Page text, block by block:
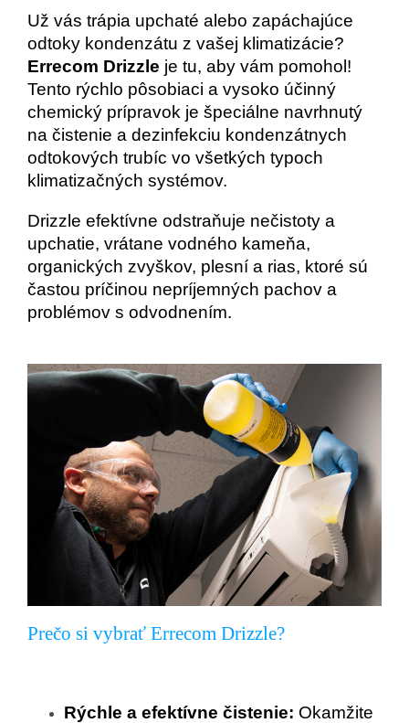
Už vás trápia upchaté alebo zapáchajúce
odtoky kondenzátu z vašej klimatizácie?
Errecom Drizzle je tu, aby vám pomohol!
Tento rýchlo pôsobiaci a vysoko účinný
chemický prípravok je špeciálne navrhnutý
na čistenie a dezinfekciu kondenzátnych
odtokových trubíc vo všetkých typoch
klimatizačných systémov.
Drizzle efektívne odstraňuje nečistoty a
upchatie, vrátane vodného kameňa,
organických zvyškov, plesní a rias, ktoré sú
častou príčinou nepríjemných pachov a
problémov s odvodnením.
Prečo si vybrať Errecom Drizzle?
Rýchle a efektívne čistenie: Okamžite